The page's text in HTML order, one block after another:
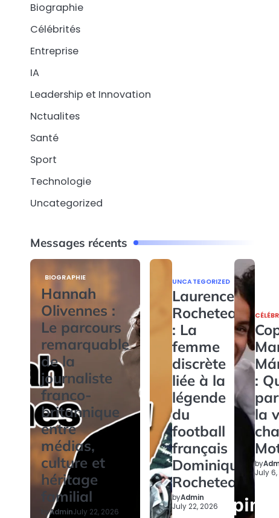
Biographie
Célébrités
Entreprise
IA
Leadership et Innovation
Nctualites
Santé
Sport
Technologie
Uncategorized
Messages récents
BIOGRAPHIE
Hannah
Olivennes :
Le parcours
remarquable
de la
journaliste
franco-
britannique
entre
médias,
culture et
héritage
familial
byAdminJuly 22, 2026
UNCATEGORIZED
Laurence
Rocheteau
: La
femme
discrète
liée à la
légende
du
football
français
Dominique
Rocheteau
byAdmin
July 22, 2026
:
la
by
July